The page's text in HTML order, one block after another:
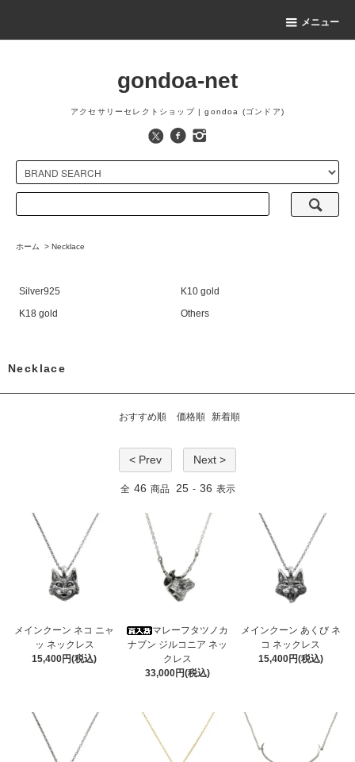
メニュー
gondoa-net
アクセサリーセレクトショップ | gondoa (ゴンドア)
ホーム > Necklace
Silver925
K10 gold
K18 gold
Others
Necklace
おすすめ順 価格順 新着順
< Prev Next >
全 46 商品 25 - 36 表示
メインクーン ネコ ニャ
ッ ネックレス
15,400円(税込)
マレーフタツノカ
ナブン ジルコニア ネッ
クレス
33,000円(税込)
メインクーン あくび ネ
コ ネックレス
15,400円(税込)